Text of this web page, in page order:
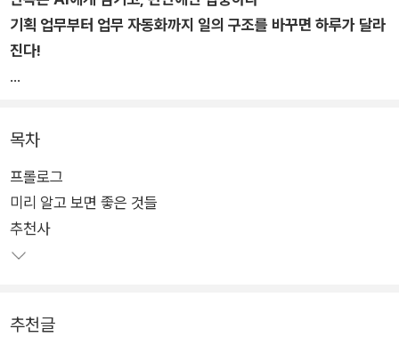
기획 업무부터 업무 자동화까지 일의 구조를 바꾸면 하루가 달라
진다!
다. 《일 잘하는 직장인의 AI 활용법》은 왜 같은 AI를 써도 어떤 사
람의 하루는 바뀌고, 어떤 사람의 하루는 그대로인지를 분석합니
다. 그리고 그 차이를 만드는 핵심, ‘업무 구조 설계’를 직장인의
실제 업무 영역별로 나누어 설명합니다.
기획·자료 조사·문서 작성·디자인·영상 제작·업무 자동화·바이브
코딩까지. 직장인이 익숙하게 마주하는 업무들의 흐름을 그대로
다. 지금 하고 있는 일을 다르게 볼 수 있도록 AI를 통한 식견을
목차
프롤로그
미리 알고 보면 좋은 것들
추천사
추천글